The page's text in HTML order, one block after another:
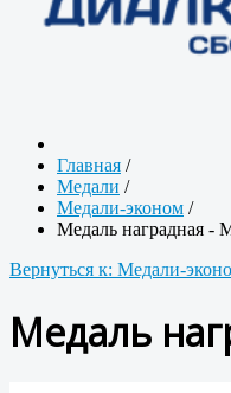
Главная /
Медали /
Медали-эконом /
Медаль наградная -
Вернуться к: Медали-
Медаль